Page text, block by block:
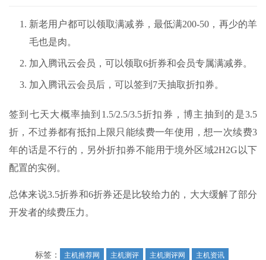
新老用户都可以领取满减券，最低满200-50，再少的羊
毛也是肉。
加入腾讯云会员，可以领取6折券和会员专属满减券。
加入腾讯云会员后，可以签到7天抽取折扣券。
签到七天大概率抽到1.5/2.5/3.5折扣券，博主抽到的是3.5
折，不过券都有抵扣上限只能续费一年使用，想一次续费3
年的话是不行的，另外折扣券不能用于境外区域2H2G以下
配置的实例。
总体来说3.5折券和6折券还是比较给力的，大大缓解了部分
开发者的续费压力。
标签： 主机推荐网 主机测评 主机测评网
主机资讯